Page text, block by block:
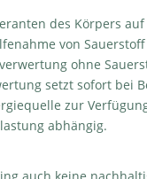
des Körpers
von
ohne
setzt sofort bei
zur
abhängig.
auch keine